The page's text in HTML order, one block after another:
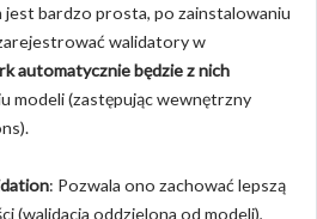
bardzo prosta, po zainstalowaniu
walidatory w
automatycznie będzie z nich
modeli (zastępując wewnętrzny
: Pozwala ono zachować lepszą
(walidacja oddzielona od modeli),